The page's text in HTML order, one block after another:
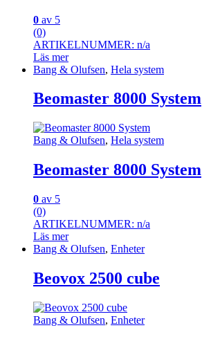
0 av 5
(0)
ARTIKELNUMMER: n/a
Läs mer
Bang & Olufsen, Hela system
Beomaster 8000 System
Bang & Olufsen, Hela system
Beomaster 8000 System
0 av 5
(0)
ARTIKELNUMMER: n/a
Läs mer
Bang & Olufsen, Enheter
Beovox 2500 cube
Bang & Olufsen, Enheter